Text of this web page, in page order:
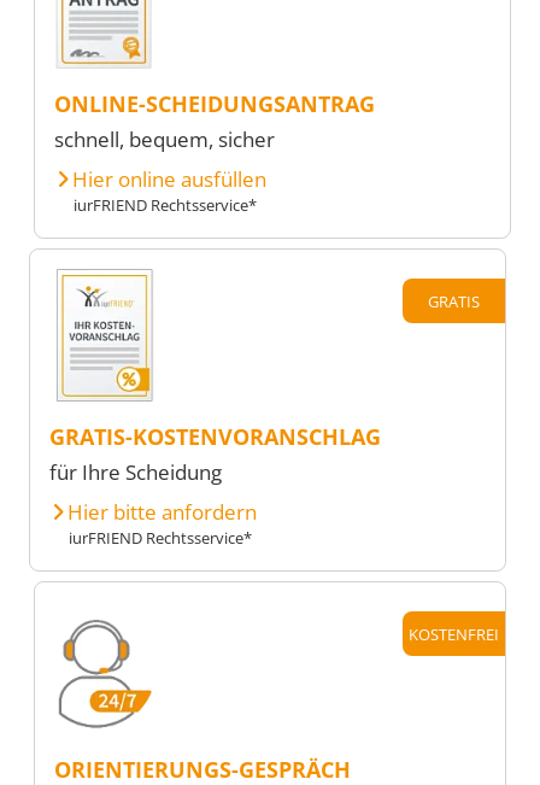
ONLINE-SCHEIDUNGSANTRAG
schnell, bequem, sicher
Hier online ausfüllen
iurFRIEND Rechtsservice*
GRATIS
GRATIS-KOSTENVORANSCHLAG
für Ihre Scheidung
Hier bitte anfordern
iurFRIEND Rechtsservice*
KOSTENFREI
ORIENTIERUNGS-GESPRÄCH